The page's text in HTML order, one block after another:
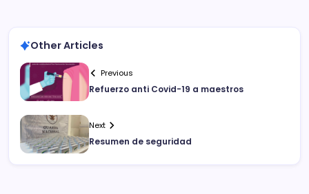
Other Articles
Previous
Refuerzo anti Covid-19 a maestros
Next
Resumen de seguridad